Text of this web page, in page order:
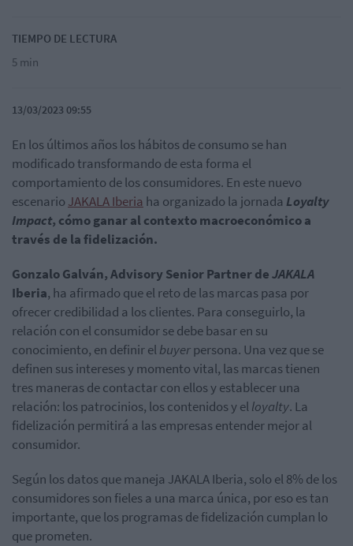
TIEMPO DE LECTURA
5 min
13/03/2023 09:55
En los últimos años los hábitos de consumo se han
modificado transformando de esta forma el
comportamiento de los consumidores. En este nuevo
escenario JAKALA Iberia ha organizado la jornada Loyalty
Impact, cómo ganar al contexto macroeconómico a
través de la fidelización.
Gonzalo Galván,Advisory Senior Partner deJAKALA
Iberia, ha afirmado que el reto de las marcas pasa por
ofrecer credibilidad a los clientes. Para conseguirlo, la
relación con el consumidor se debe basar en su
conocimiento, en definir elbuyerpersona. Una vez que se
definen sus intereses y momento vital, las marcas tienen
tres maneras de contactar con ellos y establecer una
relación: los patrocinios, los contenidos y elloyalty. La
fidelización permitirá a las empresas entender mejor al
consumidor.
Según los datos que maneja JAKALA Iberia, solo el 8% de los
consumidores son fieles a una marca única, por eso es tan
importante, que los programas de fidelización cumplan lo
que prometen.